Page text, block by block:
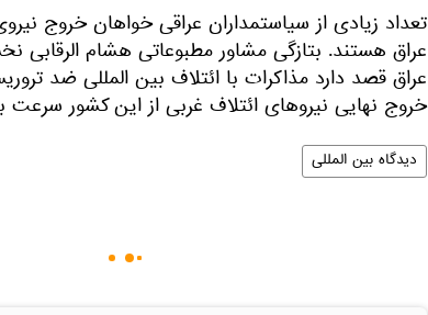
تعداد زیادی از سیاستمداران عراقی خواهان خروج
عراق هستند. بتازگی مشاور مطبوعاتی هشام
عراق قصد دارد مذاکرات با ائتلاف بین المللی ضد
خروج نهایی نیروهای ائتلاف غربی از این کشور
دیدگاه بین المللی